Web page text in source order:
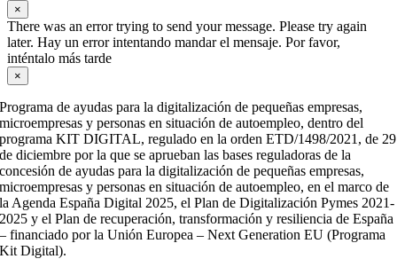
×
There was an error trying to send your message. Please try again
later. Hay un error intentando mandar el mensaje. Por favor,
inténtalo más tarde
×
Programa de ayudas para la digitalización de pequeñas empresas,
microempresas y personas en situación de autoempleo, dentro del
programa KIT DIGITAL, regulado en la orden ETD/1498/2021, de 29
de diciembre por la que se aprueban las bases reguladoras de la
concesión de ayudas para la digitalización de pequeñas empresas,
microempresas y personas en situación de autoempleo, en el marco de
la Agenda España Digital 2025, el Plan de Digitalización Pymes 2021-
2025 y el Plan de recuperación, transformación y resiliencia de España
– financiado por la Unión Europea – Next Generation EU (Programa
Kit Digital).